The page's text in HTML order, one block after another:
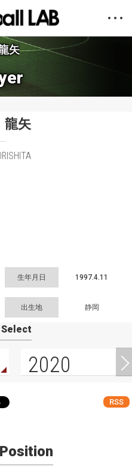
矢
矢
生年月日 1997.4.11
出生地 静岡
Select
2020
RSS